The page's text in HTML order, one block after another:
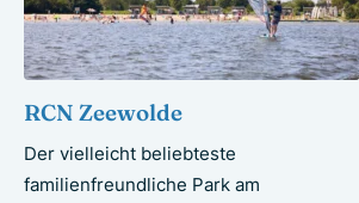
RCN Zeewolde
Der vielleicht beliebteste
familienfreundliche Park am